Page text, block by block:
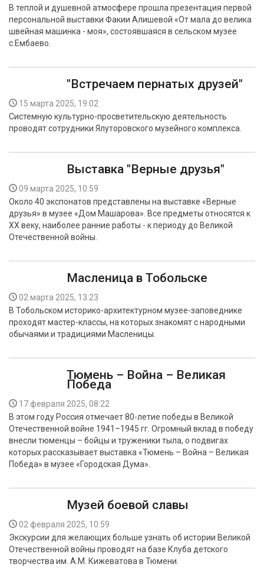
В теплой и душевной атмосфере прошла презентация первой
персональной выставки Факии Алишевой «От мала до велика
швейная машинка - моя», состоявшаяся в сельском музее
с.Ембаево.
"Встречаем пернатых друзей"
15 марта 2025, 19:02
Системную культурно-просветительскую деятельность
проводят сотрудники Ялуторовского музейного комплекса.
Выставка "Верные друзья"
09 марта 2025, 10:59
Около 40 экспонатов представлены на выставке «Верные
друзья» в музее «Дом Машарова». Все предметы относятся к
XX веку, наиболее ранние работы - к периоду до Великой
Отечественной войны.
Масленица в Тобольске
02 марта 2025, 13:23
В Тобольском историко-архитектурном музее-заповеднике
проходят мастер-классы, на которых знакомят с народными
обычаями и традициями Масленицы.
Тюмень – Война – Великая
Победа
17 февраля 2025, 08:22
В этом году Россия отмечает 80-летие победы в Великой
Отечественной войне 1941–1945 гг. Огромный вклад в победу
внесли тюменцы – бойцы и труженики тыла, о подвигах
которых рассказывает выставка «Тюмень – Война – Великая
Победа» в музее «Городская Дума».
Музей боевой славы
02 февраля 2025, 10:59
Экскурсии для желающих больше узнать об истории Великой
Отечественной войны проводят на базе Клуба детского
творчества им. А.М. Кижеватова в Тюмени.